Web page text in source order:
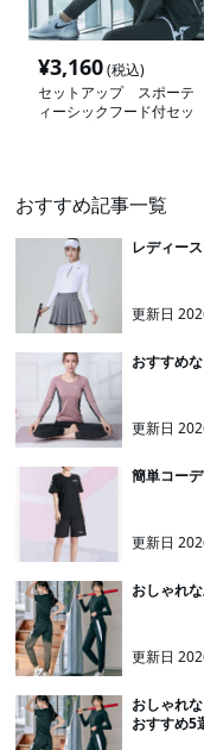
¥3,160(税込)
セットアップ スポーテ
ィーシックフード付セッ
おすすめ記事一覧
レディー
更新日
おすすめ
更新日
簡単コー
更新日
おしゃれ
更新日
おしゃれ
おすすめ5